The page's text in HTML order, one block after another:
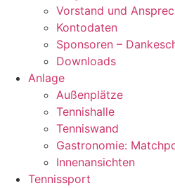
Vorstand und
Kontodaten
Sponsoren –
Downloads
Anlage
Außenplätze
Tennishalle
Tenniswand
Gastronomie:
Innenansichten
Tennissport